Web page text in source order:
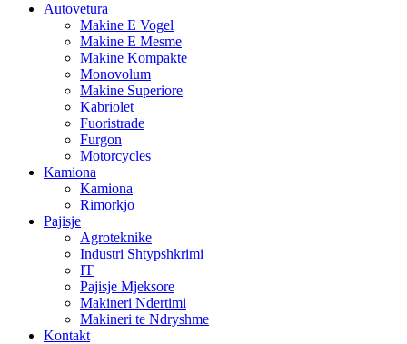
Autovetura
Makine E Vogel
Makine E Mesme
Makine Kompakte
Monovolum
Makine Superiore
Kabriolet
Fuoristrade
Furgon
Motorcycles
Kamiona
Kamiona
Rimorkjo
Pajisje
Agroteknike
Industri Shtypshkrimi
IT
Pajisje Mjeksore
Makineri Ndertimi
Makineri te Ndryshme
Kontakt